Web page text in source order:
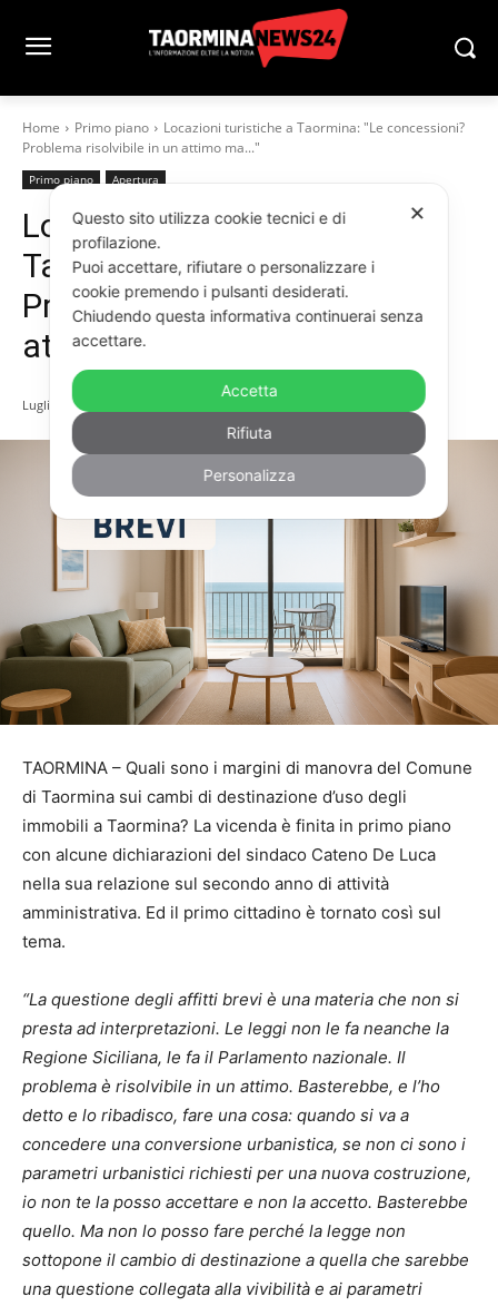
Home Primo piano
Locazioni turistiche a Taormina: "Le concessioni?
Problema risolvibile in un attimo ma..."
Primo piano Apertura
Locazioni turistiche a
Taormina: “Le concessioni?
Problema risolvibile in un
attimo ma…”
Luglio 15, 2025
TAORMINA – Quali sono i margini di manovra del Comune
di Taormina sui cambi di destinazione d’uso degli
immobili a Taormina? La vicenda è finita in primo piano
con alcune dichiarazioni del sindaco Cateno De Luca
nella sua relazione sul secondo anno di attività
amministrativa. Ed il primo cittadino è tornato così sul
tema.
“La questione degli affitti brevi è una materia che non si
presta ad interpretazioni. Le leggi non le fa neanche la
Regione Siciliana, le fa il Parlamento nazionale. Il
problema è risolvibile in un attimo. Basterebbe, e l’ho
detto e lo ribadisco, fare una cosa: quando si va a
concedere una conversione urbanistica, se non ci sono i
parametri urbanistici richiesti per una nuova costruzione,
io non te la posso accettare e non la accetto. Basterebbe
quello. Ma non lo posso fare perché la legge non
sottopone il cambio di destinazione a quella che sarebbe
una questione collegata alla vivibilità e ai parametri
✕
Questo sito utilizza cookie tecnici e di
profilazione.
Puoi accettare, rifiutare o personalizzare i
cookie premendo i pulsanti desiderati.
Chiudendo questa informativa continuerai senza
accettare.
Accetta
Rifiuta
Personalizza